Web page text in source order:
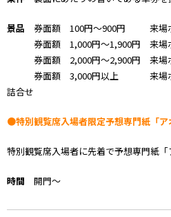
景品 券面額 100円～900円 来場
券面額 1,000円～1,900円 来場
券面額 2,000円～2,900円 来場ポ
券面額 3,000円以上 来場ポイ
詰合せ
●特別観覧席入場者限定予想専門紙「ア
特別観覧席入場者に先着で予想専門紙「
時間 開門～